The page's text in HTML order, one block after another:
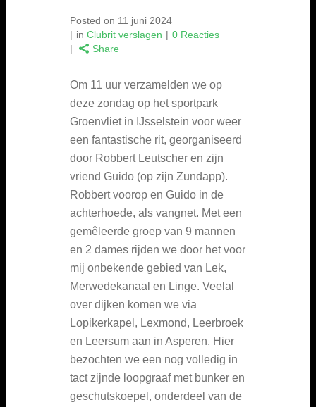
Posted on 11 juni 2024
in Clubrit verslagen
0 Reacties
Share
Om 11 uur verzamelden we op
deze zondag op het sportpark
Groenvliet in IJsselstein voor weer
een fantastische rit, georganiseerd
door Robbert Leutscher en zijn
vriend Guido (op zijn Zundapp).
Robbert voorop en Guido in de
achterhoede, als vangnet. Met een
gemêleerde groep van 9 mannen
en 2 dames rijden we door het voor
mij onbekende gebied van Lek,
Merwedekanaal en Linge. Veelal
over dijken komen we via
Lopikerkapel, Lexmond, Leerbroek
en Leersum aan in Asperen. Hier
bezochten we een nog volledig in
tact zijnde loopgraaf met bunker en
geschutskoepel, onderdeel van de